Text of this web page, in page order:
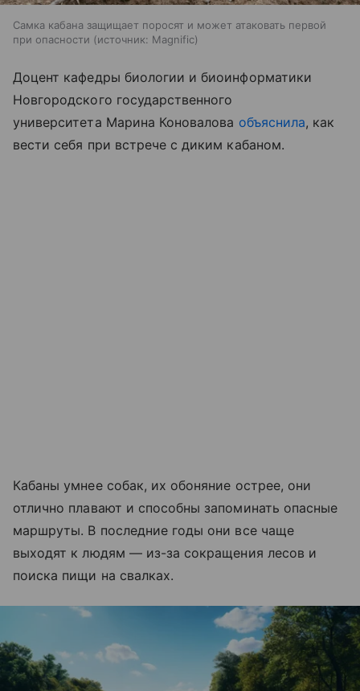
Самка кабана защищает поросят и может атаковать первой
при опасности
источник: Magnific
Доцент кафедры биологии и биоинформатики
Новгородского государственного
университета Марина Коновалова объяснила, как
вести себя при встрече с диким кабаном.
Кабаны умнее собак, их обоняние острее, они
отлично плавают и способны запоминать опасные
маршруты. В последние годы они все чаще
выходят к людям — из-за сокращения лесов и
поиска пищи на свалках.